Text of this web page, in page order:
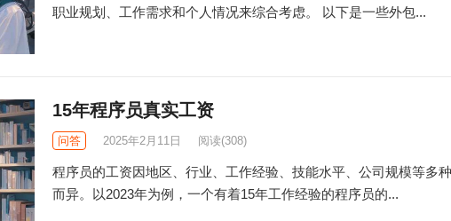
职业规划、工作需求和个人情况来综合考虑。 以下是一些外包...
15年程序员真实工资
问答 2025年2月11日 阅读(308)
程序员的工资因地区、行业、工作经验、技能水平、公司规模等多
而异。以2023年为例，一个有着15年工作经验的程序员的...